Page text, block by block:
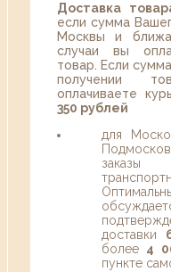
Доставка
если сумма
Москвы и
случаи вы
товар. Если
получении
оплачиваете
350 рублей
для
заказы
доставки
более 4
пункте